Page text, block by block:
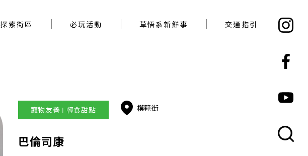
探索街區 必玩活動 草悟系新鮮事 交通指引
寵物友善 | 輕食甜點 模範街
巴倫司康